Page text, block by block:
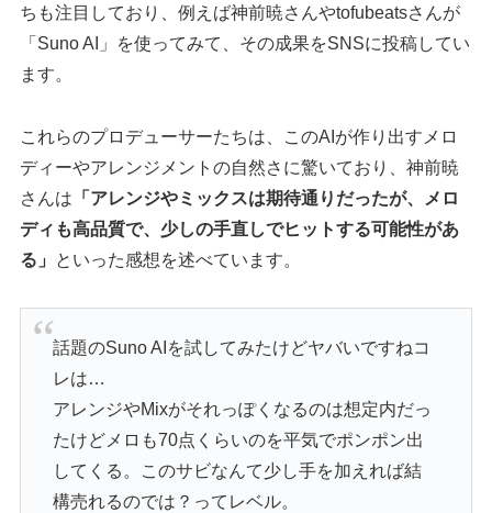
ちも注目しており、例えば神前暁さんやtofubeatsさんが
「Suno AI」を使ってみて、その成果をSNSに投稿してい
ます。
これらのプロデューサーたちは、このAIが作り出すメロ
ディーやアレンジメントの自然さに驚いており、神前暁
さんは 「アレンジやミックスは期待通りだったが、メロ
ディも高品質で、少しの手直しでヒットする可能性があ
る」
といった感想を述べています。
話題のSuno AIを試してみたけどヤバいですねコ
レは…
アレンジやMixがそれっぽくなるのは想定内だっ
たけどメロも70点くらいのを平気でポンポン出
してくる。このサビなんて少し手を加えれば結
構売れるのでは？ってレベル。